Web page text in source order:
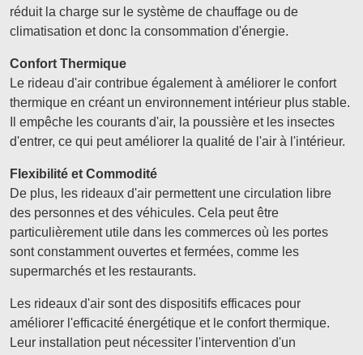
réduit la charge sur le système de chauffage ou de
climatisation et donc la consommation d'énergie.
Confort Thermique
Le rideau d'air contribue également à améliorer le confort
thermique en créant un environnement intérieur plus stable.
Il empêche les courants d'air, la poussière et les insectes
d'entrer, ce qui peut améliorer la qualité de l'air à l'intérieur.
Flexibilité et Commodité
De plus, les rideaux d'air permettent une circulation libre
des personnes et des véhicules. Cela peut être
particulièrement utile dans les commerces où les portes
sont constamment ouvertes et fermées, comme les
supermarchés et les restaurants.
Les rideaux d'air sont des dispositifs efficaces pour
améliorer l'efficacité énergétique et le confort thermique.
Leur installation peut nécessiter l'intervention d'un